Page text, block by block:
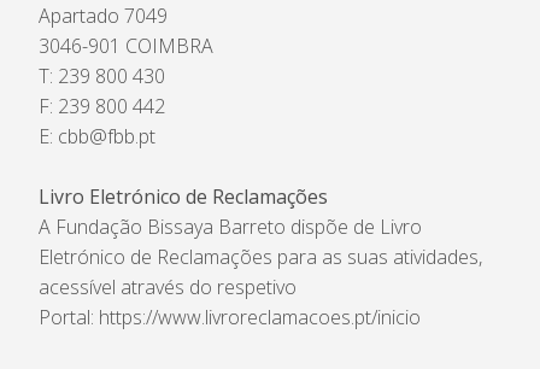
Apartado 7049
3046-901 COIMBRA
T: 239 800 430
F: 239 800 442
E: cbb@fbb.pt
Livro Eletrónico de Reclamações
A Fundação Bissaya Barreto dispõe de Livro
Eletrónico de Reclamações para as suas atividades,
acessível através do respetivo
Portal: https://www.livroreclamacoes.pt/inicio